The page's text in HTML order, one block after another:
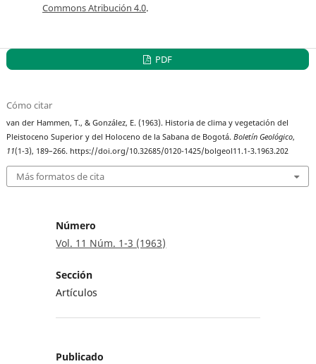
Commons Atribución 4.0.
PDF
Cómo citar
van der Hammen, T., & González, E. (1963). Historia de clima y vegetación del
Pleistoceno Superior y del Holoceno de la Sabana de Bogotá.Boletín Geológico,
11(1-3), 189–266. https://doi.org/10.32685/0120-1425/bolgeol11.1-3.1963.202
Más formatos de cita
Número
Vol. 11 Núm. 1-3 (1963)
Sección
Artículos
Publicado